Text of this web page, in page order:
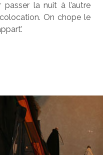
passer la nuit à l’autre
On chope le